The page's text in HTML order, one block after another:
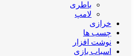
باطری
لامپ
خرازی
چسب ها
نوشت افزار
اسباب بازی